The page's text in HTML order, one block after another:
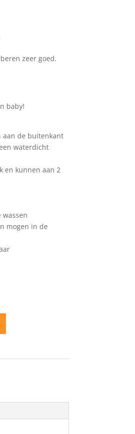
zeer goed.
baby!
aan de buitenkant
waterdicht
en kunnen aan 2
mogen in de